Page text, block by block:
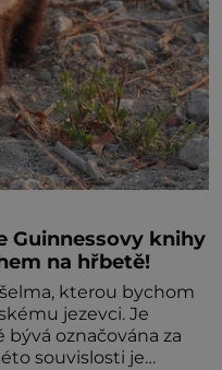
Guinnessovy knihy
na hřbetě!
kterou bychom
jezevci. Je
označována za
souvislosti je